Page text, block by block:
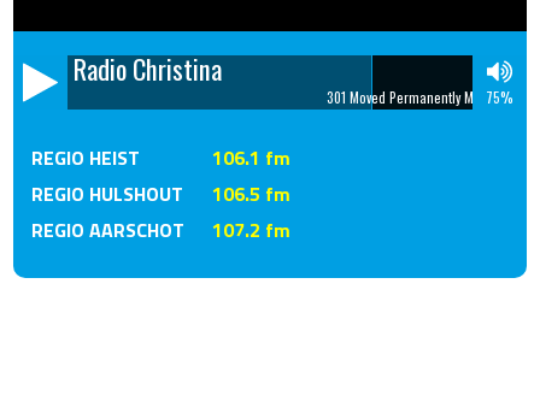
Radio Christina
301 Moved Permanently Moved Permanently The document
75%
REGIO HEIST
106.1 fm
REGIO HULSHOUT
106.5 fm
REGIO AARSCHOT
107.2 fm